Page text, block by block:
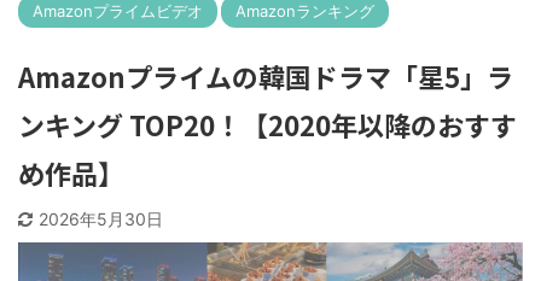
Amazonプライムビデオ Amazonランキング
Amazonプライムの韓国ドラマ「星5」ラ
ンキング TOP20！【2020年以降のおすす
め作品】
2026年5月30日